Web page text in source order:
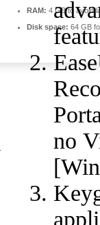
RAM: 4 GB to avoid
Disk space: 64 GB
no